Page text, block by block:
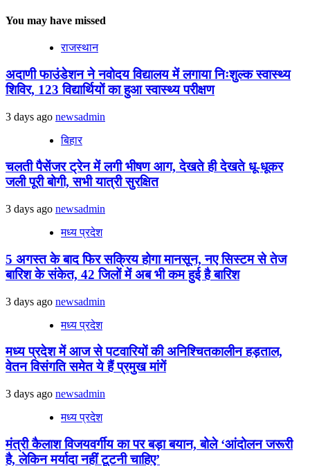
You may have missed
राजस्थान
अदाणी फाउंडेशन ने नवोदय विद्यालय में लगाया निःशुल्क स्वास्थ्य
शिविर, 123 विद्यार्थियों का हुआ स्वास्थ्य परीक्षण
3 days ago newsadmin
बिहार
चलती पैसेंजर ट्रेन में लगी भीषण आग, देखते ही देखते धू-धूकर
जली पूरी बोगी, सभी यात्री सुरक्षित
3 days ago newsadmin
मध्य प्रदेश
5 अगस्त के बाद फिर सक्रिय होगा मानसून, नए सिस्टम से तेज
बारिश के संकेत, 42 जिलों में अब भी कम हुई है बारिश
3 days ago newsadmin
मध्य प्रदेश
मध्य प्रदेश में आज से पटवारियों की अनिश्चितकालीन हड़ताल,
वेतन विसंगति समेत ये हैं प्रमुख मांगें
3 days ago newsadmin
मध्य प्रदेश
मंत्री कैलाश विजयवर्गीय का पर बड़ा बयान, बोले ‘आंदोलन जरूरी
है, लेकिन मर्यादा नहीं टूटनी चाहिए’